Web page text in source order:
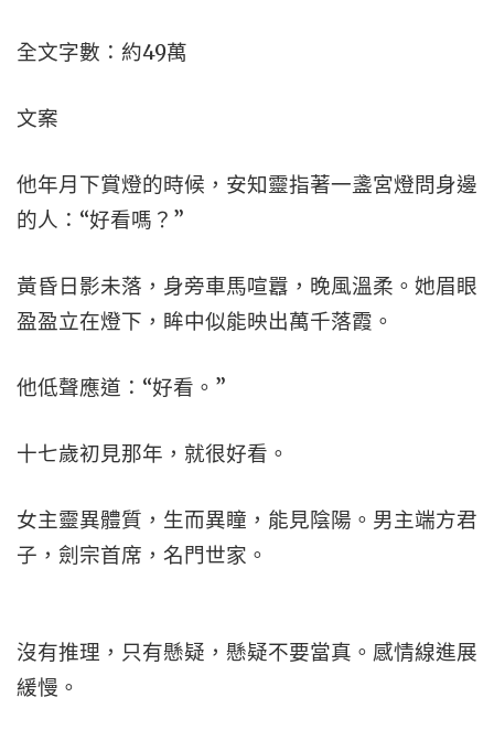
全文字數：約49萬
文案
他年月下賞燈的時候，安知靈指著一盞宮燈問身邊
的人：“好看嗎？”
黃昏日影未落，身旁車馬喧囂，晚風溫柔。她眉眼
盈盈立在燈下，眸中似能映出萬千落霞。
他低聲應道：“好看。”
十七歲初見那年，就很好看。
女主靈異體質，生而異瞳，能見陰陽。男主端方君
子，劍宗首席，名門世家。
沒有推理，只有懸疑，懸疑不要當真。感情線進展
緩慢。